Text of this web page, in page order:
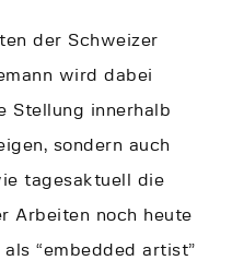
der Schweizer
wird dabei
Stellung innerhalb
sondern auch
tagesaktuell die
Arbeiten noch heute
“embedded artist”